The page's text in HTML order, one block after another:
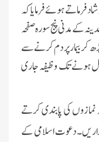
فرماتے ہوئے فرمایا کہ
کے مدنی پنج سورہ صفحہ
کر بیمار پر دم کرنے سے
ہونے تک وظیفہ جاری
کی پابندی کرتے
یں۔ دعوت اسلامی کے